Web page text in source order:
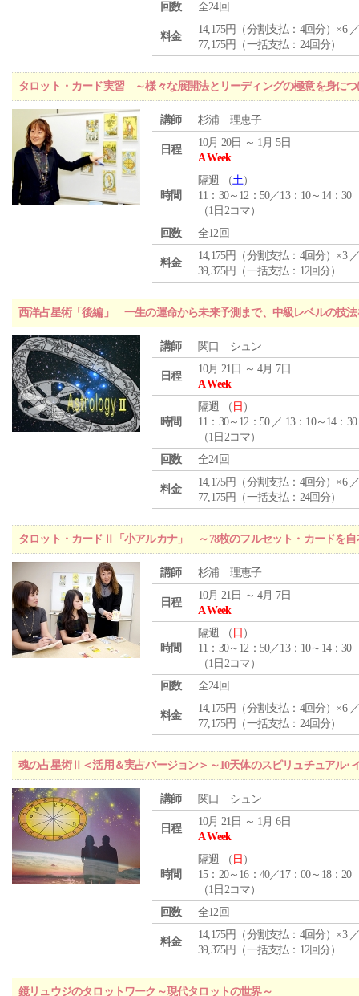
回数
全24回
料金
14,175円（分割支払：4回分）×6
77,175円（一括支払：24回分）
タロット・カード実習 ～様々な展開法とリーディングの極意を身につ
講師 杉浦 理恵子
日程
10月 20日 ～ 1月 5日
A Week
時間
隔週 （土）
11：30～12：50／13：10～14：30
（1日2コマ）
回数
全12回
料金
14,175円（分割支払：4回分）×3
39,375円（一括支払：12回分）
西洋占星術「後編」 一生の運命から未来予測まで、中級レベルの技法
講師 関口 シュン
日程
10月 21日 ～ 4月 7日
A Week
時間
隔週 （ 日 ）
11：30～12：50 ／ 13：10～14：30
（1日2コマ）
回数
全24回
料金
14,175円（分割支払：4回分）×6
77,175円（一括支払：24回分）
タロット・カードⅡ「小アルカナ」 ～78枚のフルセット・カードを自
講師 杉浦 理恵子
日程
10月 21日 ～ 4月 7日
A Week
時間
隔週 （ 日 ）
11：30～12：50／13：10～14：30
（1日2コマ）
回数
全24回
料金
14,175円（分割支払：4回分）×6
77,175円（一括支払：24回分）
魂の占星術Ⅱ＜活用＆実占バージョン＞～10天体のスピリュチュアル･
講師 関口 シュン
日程
10月 21日 ～ 1月 6日
A Week
時間
隔週 （ 日 ）
15：20～16：40／17：00～18：20
（1日2コマ）
回数
全12回
料金
14,175円（分割支払：4回分）×3
39,375円（一括支払：12回分）
鏡リュウジのタロットワーク～現代タロットの世界～